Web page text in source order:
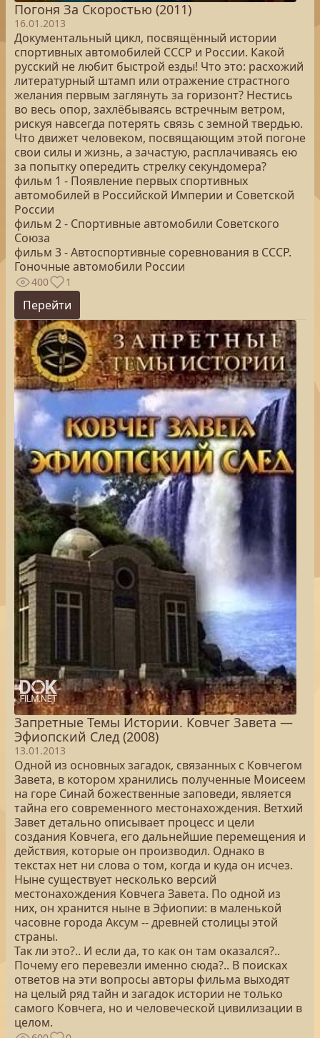
Погоня За Скоростью (2011)
16.01.2013
Документальный цикл, посвящённый истории
спортивных автомобилей СССР и России. Какой
русский не любит быстрой езды! Что это: расхожий
литературный штамп или отражение страстного
желания первым заглянуть за горизонт? Нестись
во весь опор, захлёбываясь встречным ветром,
рискуя навсегда потерять связь с земной твердью.
Что движет человеком, посвящающим этой погоне
свои силы и жизнь, а зачастую, расплачиваясь ею
за попытку опередить стрелку секундомера?
фильм 1 - Появление первых спортивных
автомобилей в Российской Империи и Советской
России
фильм 2 - Спортивные автомобили Советского
Союза
фильм 3 - Автоспортивные соревнования в СССР.
Гоночные автомобили России
400 1
Перейти
Запретные Темы Истории. Ковчег Завета —
Эфиопский След (2008)
13.01.2013
Одной из основных загадок, связанных с Ковчегом
Завета, в котором хранились полученные Моисеем
на горе Синай божественные заповеди, является
тайна его современного местонахождения. Ветхий
Завет детально описывает процесс и цели
создания Ковчега, его дальнейшие перемещения и
действия, которые он производил. Однако в
текстах нет ни слова о том, когда и куда он исчез.
Ныне существует несколько версий
местонахождения Ковчега Завета. По одной из
них, он хранится ныне в Эфиопии: в маленькой
часовне города Аксум -- древней столицы этой
страны.
Так ли это?.. И если да, то как он там оказался?..
Почему его перевезли именно сюда?.. В поисках
ответов на эти вопросы авторы фильма выходят
на целый ряд тайн и загадок истории не только
самого Ковчега, но и человеческой цивилизации в
целом.